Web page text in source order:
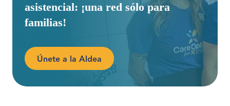
asistencial: ¡una red sólo para
familias!
Únete a la Aldea